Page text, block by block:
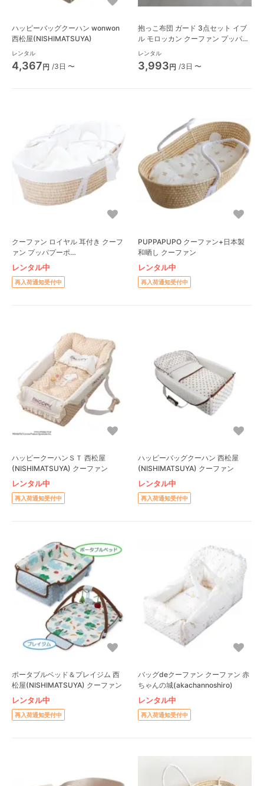
ハッピーバッグクーハン wonwon
西松屋(NISHIMATSUYA)
レンタル
4,367円 /3日 〜
抱っこ布団 ガード 3点セット イブ
ル モロッカン クーファン プッパプ
ポ(PUPPAPUPO)
レンタル
3,993円 /3日 〜
クーファン ロイヤル 耳付き クーフ
ァン プッパプーポ
(PUPPOPUPO)R003
レンタル中
再入荷通知受付中
PUPPAPUPO クーファン+日本製
和晒し クーファン
レンタル中
再入荷通知受付中
ハッピークーハンＳＴ 西松屋
(NISHIMATSUYA) クーファン
レンタル中
再入荷通知受付中
ハッピーバッグクーハン 西松屋
(NISHIMATSUYA) クーファン
レンタル中
再入荷通知受付中
ポータブルベッド＆プレイジム 西
松屋(NISHIMATSUYA) クーファン
レンタル中
再入荷通知受付中
バッグdeクーファン クーファン 赤
ちゃんの城(akachannoshiro)
レンタル中
再入荷通知受付中